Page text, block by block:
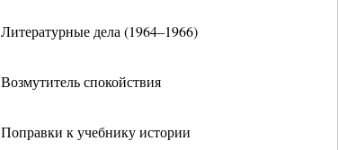
Литературные дела (1964–1966)
Возмутитель спокойствия
Поправки к учебнику истории